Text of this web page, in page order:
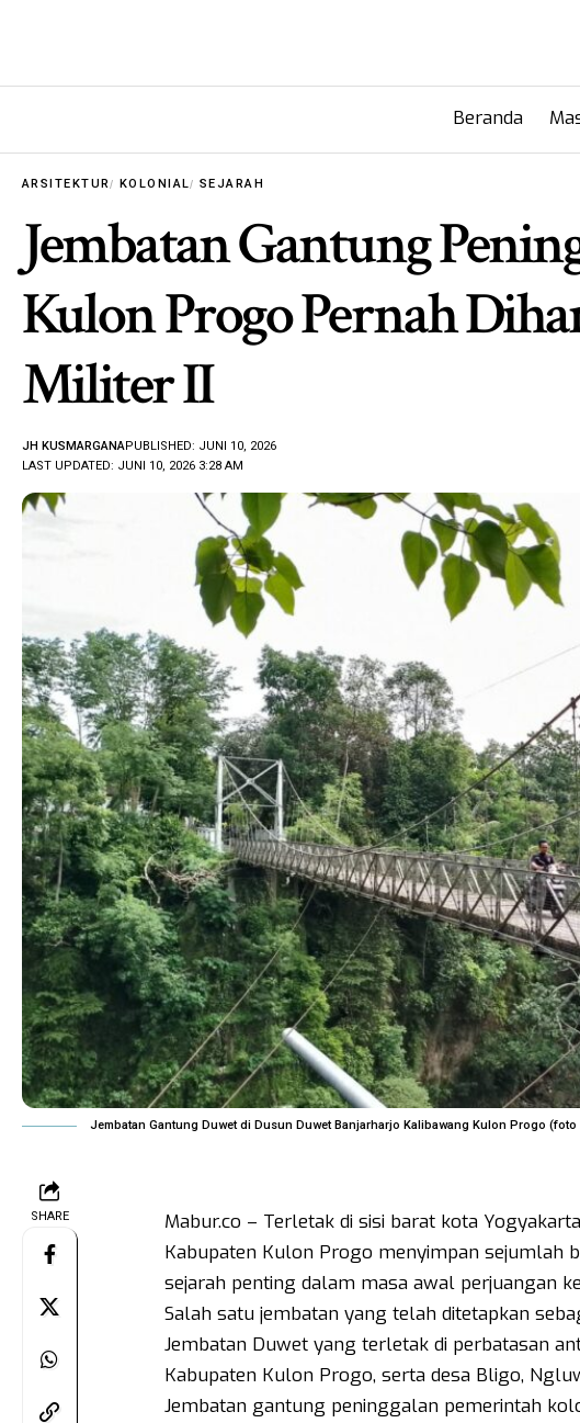
Beranda
ARSITEKTUR KOLONIAL SEJARAH
Jembatan Gantung
Kulon Progo Pernah
Militer II
LAST UPDATED: JUNI 10, 2026 3:28 AM
JH KUSMARGANAPUBLISHED: JUNI 10, 2026
Jembatan Gantung Duwet di Dusun Duwet Banjarharjo Kalibawang Kulon Progo
SHARE
Mabur.co – Terletak di sisi barat kota
Kabupaten Kulon Progo menyimpan sejumlah
sejarah penting dalam masa awal perjuangan
Salah satu jembatan yang telah ditetapkan
Jembatan Duwet yang terletak di perbatasan
Kabupaten Kulon Progo, serta desa Bligo,
Jembatan gantung peninggalan pemerintah